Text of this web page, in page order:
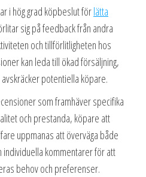
i hög grad köpbeslut förlätta
sig på feedback från andra
och tillförlitligheten hos
kan leda till ökad försäljning,
potentiella köpare.
som framhäver specifika
och prestanda, köpare att
uppmanas att överväga både
kommentarer för att
behov och preferenser.